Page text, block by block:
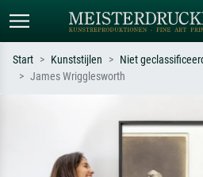
Monet, Sterrennacht, impressionisme,
Start Kunststijlen
Niet
James Wrigglesworth